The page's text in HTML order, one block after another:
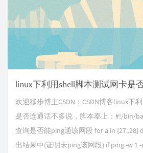
linux下利用shell脚本测试网卡是
欢迎移步博主CSDN：CSDN博客linux下
是否连通话不多说，脚本奉上：#!/bin/
查询是否能ping通该网段 for a in {27..28}
出结果中(证明未ping该网段) if ping -w 1 -